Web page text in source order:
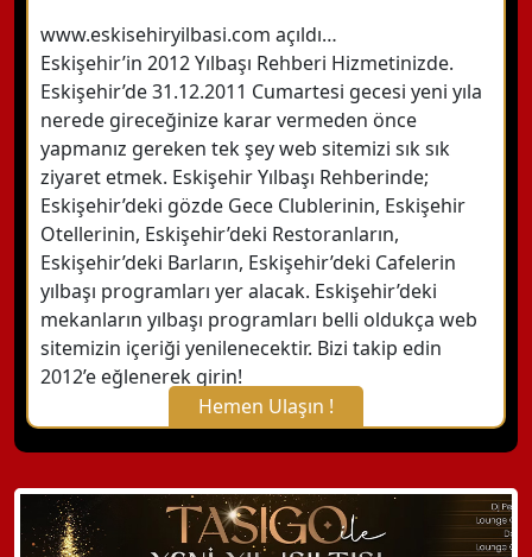
www.eskisehiryilbasi.com açıldı…
Eskişehir’in 2012 Yılbaşı Rehberi Hizmetinizde.
Eskişehir’de 31.12.2011 Cumartesi gecesi yeni yıla
nerede gireceğinize karar vermeden önce
yapmanız gereken tek şey web sitemizi sık sık
ziyaret etmek. Eskişehir Yılbaşı Rehberinde;
Eskişehir’deki gözde Gece Clublerinin, Eskişehir
Otellerinin, Eskişehir’deki Restoranların,
Eskişehir’deki Barların, Eskişehir’deki Cafelerin
yılbaşı programları yer alacak. Eskişehir’deki
mekanların yılbaşı programları belli oldukça web
sitemizin içeriği yenilenecektir. Bizi takip edin
2012’e eğlenerek girin!
Hemen Ulaşın !
X Kapat
WhatsApp ile Bilgi Alın